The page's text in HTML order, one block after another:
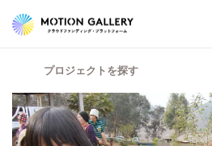
プロジェクトを探す